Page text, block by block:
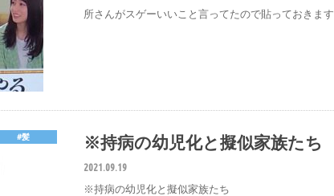
所さんがスゲーいいこと言ってたので貼っておきます
#髪 ※持病の幼児化と擬似家族たち
2021.09.19
※持病の幼児化と擬似家族たち